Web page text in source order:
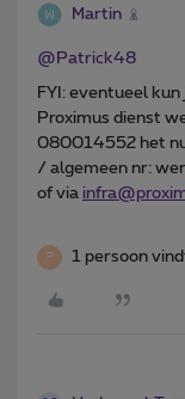
Martin
@Patrick48
FYI: eventueel
Proximus dienst
080014552 het
/ algemeen nr:
of via
P 1 persoon